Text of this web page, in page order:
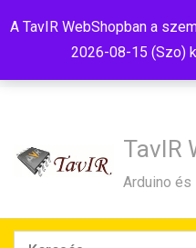
A TavIR WebShopban a
2026-08-15 (Szo)
TavIR
Arduino